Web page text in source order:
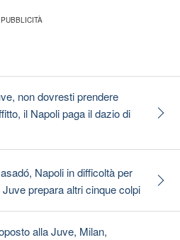
non dovresti prendere
il Napoli paga il dazio di
Napoli in difficoltà per
prepara altri cinque colpi
alla Juve, Milan,